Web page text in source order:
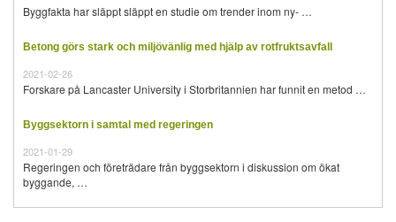
Byggfakta har släppt släppt en studie om trender inom ny- …
Betong görs stark och miljövänlig med hjälp av rotfruktsavfall
2021-02-26
Forskare på Lancaster University i Storbritannien har funnit en metod …
Byggsektorn i samtal med regeringen
2021-01-29
Regeringen och företrädare från byggsektorn i diskussion om ökat
byggande, …